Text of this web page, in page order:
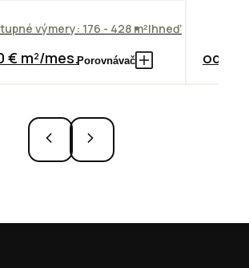
výmery: 176 - 428 m²Ihneď
€ m²/mes.Porovnávač od